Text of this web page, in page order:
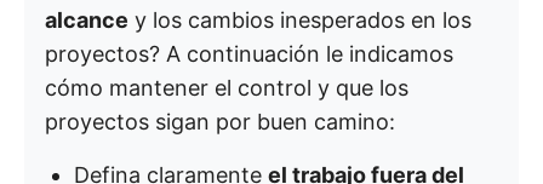
alcance y los cambios inesperados en los
proyectos? A continuación le indicamos
cómo mantener el control y que los
proyectos sigan por buen camino:
Defina claramente el trabajo fuera del